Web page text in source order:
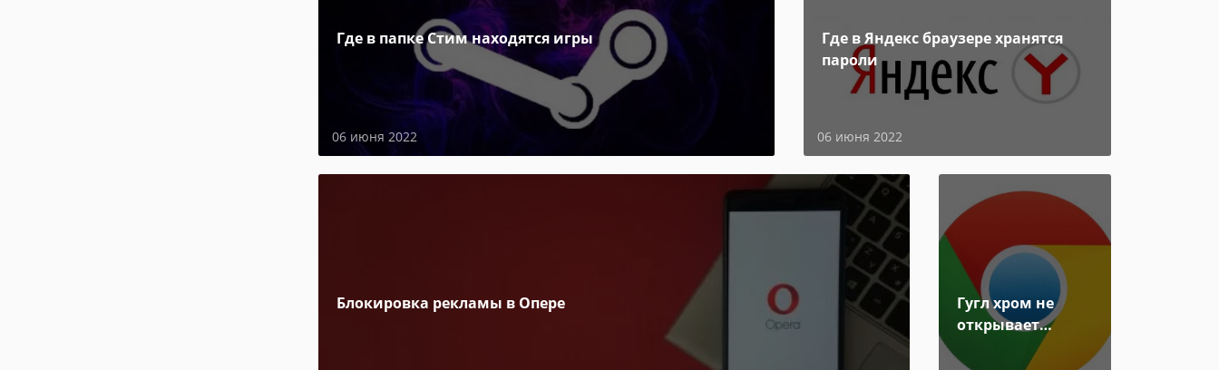
Где в папке Стим находятся игры
06 июня 2022
Где в Яндекс браузере хранятся
пароли
06 июня 2022
Блокировка рекламы в Опере
Гугл хром не
открывает